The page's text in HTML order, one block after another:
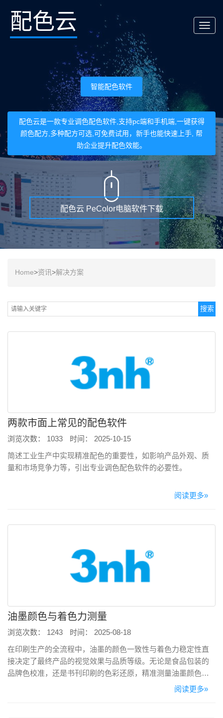
T
n
i
t
i
o
n
配色云
智能配色软件
配色云是一款专业调色配色软件,支持pc端和手机端,一键获得
颜色配方,多种配方可选,可免费试用，新手也能快速上手, 帮
助企业提升配色效能。
配色云 PeColor电脑软件下载
Home>资讯>解决方案
两款市面上常见的配色软件
浏览次数： 1033
时间： 2025-10-15
简述工业生产中实现精准配色的重要性，如影响产品外观、质
量和市场竞争力等，引出专业调色配色软件的必要性。
阅读更多»
油墨颜色与着色力测量
浏览次数： 1243
时间： 2025-08-18
在印刷生产的全流程中，油墨的颜色一致性与着色力稳定性直
接决定了最终产品的视觉效果与品质等级。无论是食品包装的
品牌色校准，还是书刊印刷的色彩还原，精准测量油墨颜色与
着色力都是质量控制的核心环节。本文将系统拆解油墨的分类
阅读更多»